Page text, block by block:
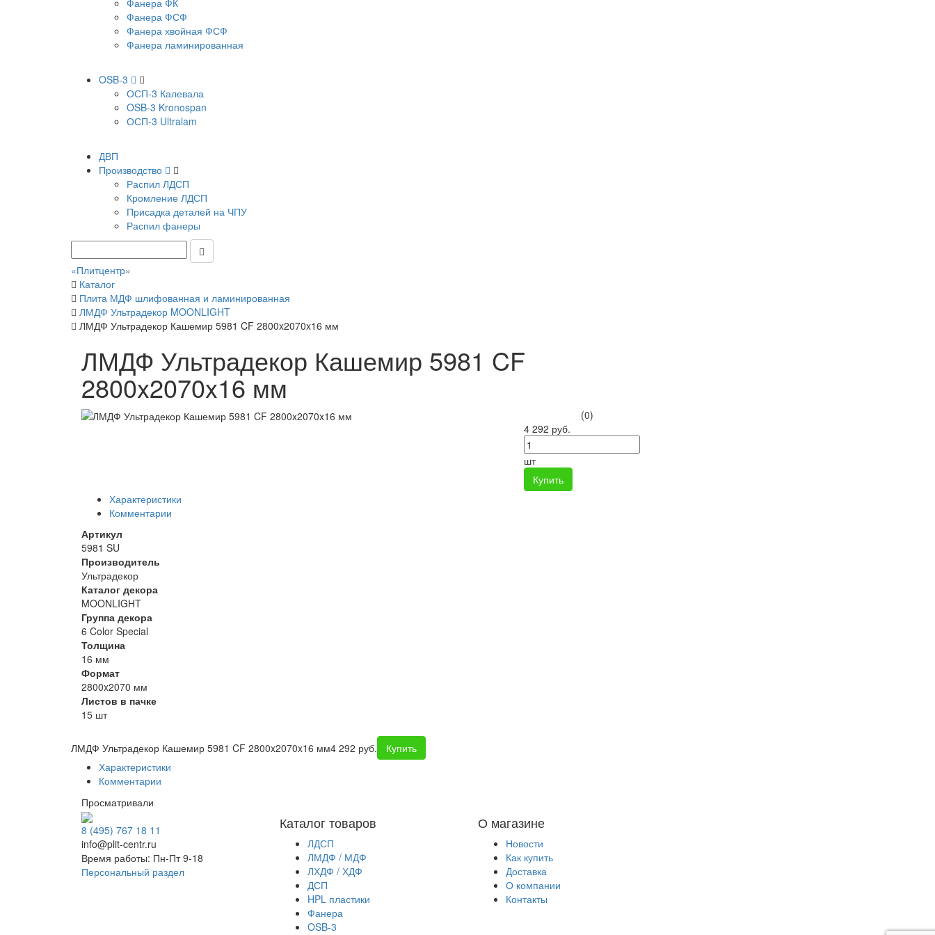
Фанера ФК
Фанера ФСФ
Фанера хвойная ФСФ
Фанера ламинированная
OSB-3
ОСП-3 Калевала
OSB-3 Kronospan
ОСП-3 Ultralam
ДВП
Производство
Распил ЛДСП
Кромление ЛДСП
Присадка деталей на ЧПУ
Распил фанеры
«Плитцентр»
Каталог
Плита МДФ шлифованная и ламинированная
ЛМДФ Ультрадекор MOONLIGHT
ЛМДФ Ультрадекор Кашемир 5981 CF 2800x2070x16 мм
ЛМДФ Ультрадекор Кашемир 5981 CF
2800x2070x16 мм
(0)
4 292 руб.
шт
Купить
Характеристики
Комментарии
Артикул
5981 SU
Производитель
Ультрадекор
Каталог декора
MOONLIGHT
Группа декора
6 Color Special
Толщина
16 мм
Формат
2800x2070 мм
Листов в пачке
15 шт
ЛМДФ Ультрадекор Кашемир 5981 CF 2800x2070x16 мм4 292 руб.
Купить
Характеристики
Комментарии
Просматривали
О магазине
Новости
Как купить
Доставка
О компании
Контакты
Каталог товаров
ЛДСП
ЛМДФ / МДФ
ЛХДФ / ХДФ
ДСП
HPL пластики
Фанера
OSB-3
8 (495) 767 18 11
info@plit-centr.ru
Время работы: Пн-Пт 9-18
Персональный раздел